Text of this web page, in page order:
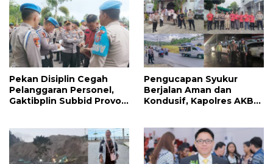
Pekan Disiplin Cegah
Pelanggaran Personel,
Gaktibplin Subbid Provos
Pengucapan Syukur
Berjalan Aman dan
Kondusif, Kapolres AKBP
Mitra